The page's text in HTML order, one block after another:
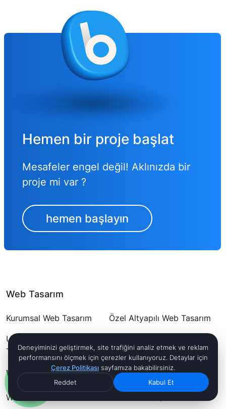
Hemen bir proje başlat
Mesafeler engel değil! Aklınızda bir
proje mi var ?
hemen başlayın
Web Tasarım
Kurumsal Web Tasarım Özel Altyapılı Web Tasarım
UI/UX/CX Özel Arayüz
Tasarımı
WordPress
WordPress Özel Tasarım
Deneyiminizi geliştirmek, site trafiğini analiz etmek ve reklam
performansını ölçmek için çerezler kullanıyoruz. Detaylar için
Çerez Politikası sayfamıza bakabilirsiniz.
Reddet
Kabul Et